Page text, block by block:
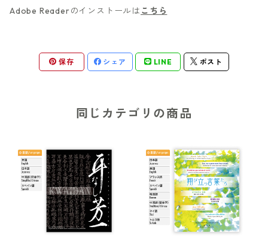
Adobe Readerのインストールは こちら
保存 シェア LINE ポスト
同じカテゴリの商品